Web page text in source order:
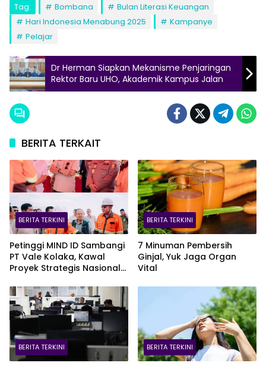
Tag: Bombana
Bulan Literasi Keuangan
Hari Indonesia Menabung 2025
Kampanye
Pelajar
Dr Herman Siapkan Mekanisme Penjaringan
Rektor Baru UHO, Akademik Kampus Jalan
BERITA TERKAIT
BERITA TERKINI
Petinggi MIND ID Sambangi
PT Vale Kolaka, Kawal
Proyek Strategis Nasional
BERITA TERKINI
7 Minuman Pembersih
Ginjal, Yuk Jaga Organ
Vital
BERITA TERKINI BERITA TERKINI